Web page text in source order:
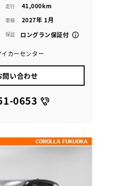
走行 41,000km
車検 2027年 1月
保証 ロングラン保証付
カーセンター
問い合わせ
0653